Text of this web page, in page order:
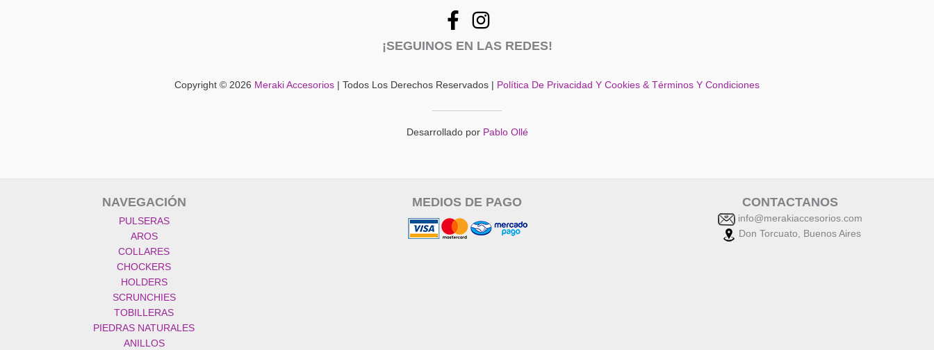
¡SEGUINOS EN LAS REDES!
Copyright © 2026 Meraki Accesorios | Todos Los Derechos Reservados | Política De Privacidad Y Cookies & Términos Y Condiciones
Desarrollado por Pablo Ollé
NAVEGACIÓN
PULSERAS
AROS
COLLARES
CHOCKERS
HOLDERS
SCRUNCHIES
TOBILLERAS
PIEDRAS NATURALES
ANILLOS
MEDIOS DE PAGO CONTACTANOS
info@merakiaccesorios.com
Don Torcuato, Buenos Aires